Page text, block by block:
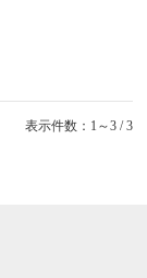
表示件数：1～3 / 3